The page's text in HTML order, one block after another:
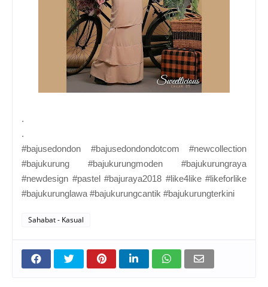
.
.
#bajusedondon #bajusedondondotcom #newcollection
#bajukurung #bajukurungmoden #bajukurungraya
#newdesign #pastel #bajuraya2018 #like4like #likeforlike
#bajukurunglawa #bajukurungcantik #bajukurungterkini
Sahabat - Kasual